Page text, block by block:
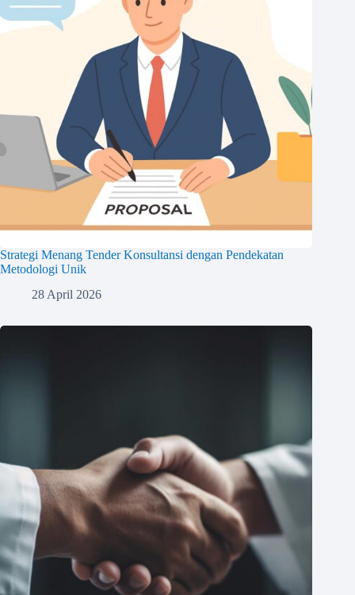
Strategi Menang Tender Konsultansi dengan Pendekatan
Metodologi Unik
28 April 2026